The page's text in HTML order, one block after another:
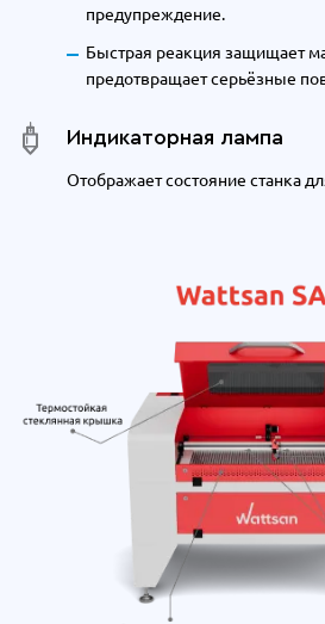
предупреждение.
Быстрая реакция защищает
предотвращает серьёзные
Индикаторная лампа
Отображает состояние станка